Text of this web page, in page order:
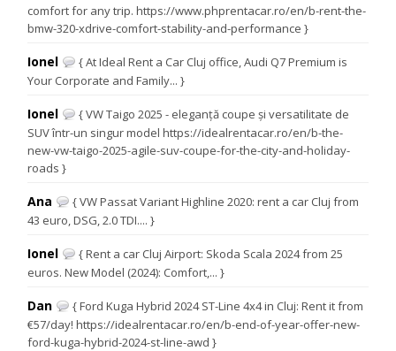
comfort for any trip. https://www.phprentacar.ro/en/b-rent-the-
bmw-320-xdrive-comfort-stability-and-performance }
Ionel
{ At Ideal Rent a Car Cluj office, Audi Q7 Premium is
Your Corporate and Family... }
Ionel
{ VW Taigo 2025 - eleganță coupe și versatilitate de
SUV într-un singur model https://idealrentacar.ro/en/b-the-
new-vw-taigo-2025-agile-suv-coupe-for-the-city-and-holiday-
roads }
Ana
{ VW Passat Variant Highline 2020: rent a car Cluj from
43 euro, DSG, 2.0 TDI.... }
Ionel
{ Rent a car Cluj Airport: Skoda Scala 2024 from 25
euros. New Model (2024): Comfort,... }
Dan
{ Ford Kuga Hybrid 2024 ST-Line 4x4 in Cluj: Rent it from
€57/day! https://idealrentacar.ro/en/b-end-of-year-offer-new-
ford-kuga-hybrid-2024-st-line-awd }